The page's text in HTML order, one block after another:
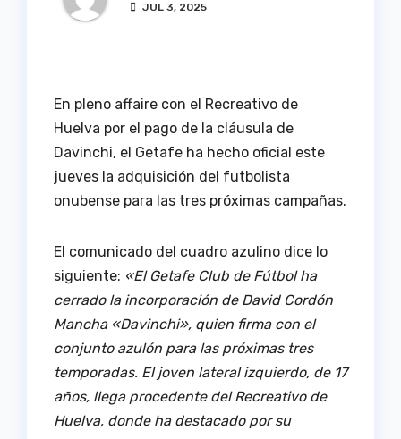
JUL 3, 2025
En pleno affaire con el Recreativo de
Huelva por el pago de la cláusula de
Davinchi, el Getafe ha hecho oficial este
jueves la adquisición del futbolista
onubense para las tres próximas campañas.
El comunicado del cuadro azulino dice lo
siguiente: «El Getafe Club de Fútbol ha
cerrado la incorporación de David Cordón
Mancha «Davinchi», quien firma con el
conjunto azulón para las próximas tres
temporadas. El joven lateral izquierdo, de 17
años, llega procedente del Recreativo de
Huelva, donde ha destacado por su